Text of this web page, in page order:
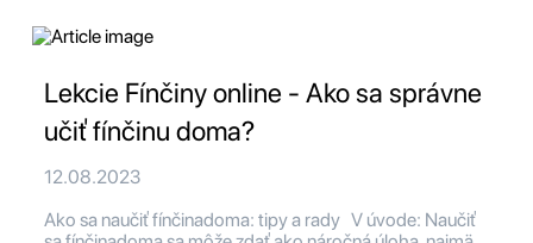
Lekcie Fínčiny online - Ako sa správne
učiť fínčinu doma?
12.08.2023
Ako sa naučiť fínčinadoma: tipy a rady V úvode: Naučiť